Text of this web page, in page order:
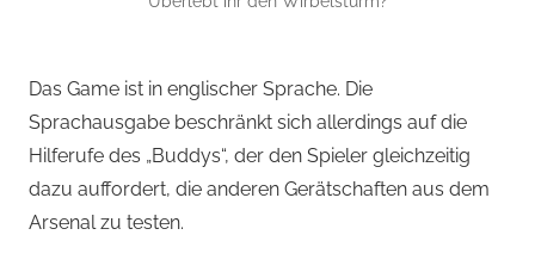
Das Game ist in englischer Sprache. Die
Sprachausgabe beschränkt sich allerdings auf die
Hilferufe des „Buddys“, der den Spieler gleichzeitig
dazu auffordert, die anderen Gerätschaften aus dem
Arsenal zu testen.